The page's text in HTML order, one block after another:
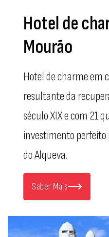
Hotel de
Mourão
Hotel de charme em
resultante da
século XIX e com 21
investimento perfeito
do Alqueva.
Saber Mais